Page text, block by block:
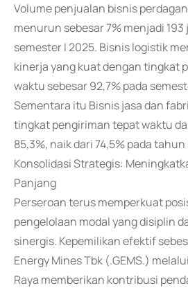
Volume penjualan bisnis
menurun sebesar 7% menjadi
semester I 2025. Bisnis logistik
kinerja yang kuat dengan tingkat
waktu sebesar 92,7% pada
Sementara itu Bisnis jasa dan
tingkat pengiriman tepat waktu
85,3%, naik dari 74,5% pada
Konsolidasi Strategis:
Panjang
Perseroan terus memperkuat
pengelolaan modal yang disiplin
sinergis. Kepemilikan efektif
Energy Mines Tbk (.GEMS.)
Raya memberikan kontribusi